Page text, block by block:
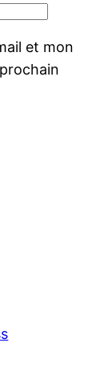
et mon